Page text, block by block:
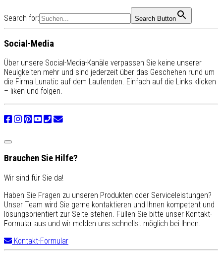
Search for: Search Button
Social-Media
Über unsere Social-Media-Kanäle verpassen Sie keine unserer
Neuigkeiten mehr und sind jederzeit über das Geschehen rund um
die Firma Lunatic auf dem Laufenden. Einfach auf die Links klicken
– liken und folgen.
Brauchen Sie Hilfe?
Wir sind für Sie da!
Haben Sie Fragen zu unseren Produkten oder Serviceleistungen?
Unser Team wird Sie gerne kontaktieren und Ihnen kompetent und
lösungsorientiert zur Seite stehen. Füllen Sie bitte unser Kontakt-
Formular aus und wir melden uns schnellst möglich bei Ihnen.
Kontakt-Formular